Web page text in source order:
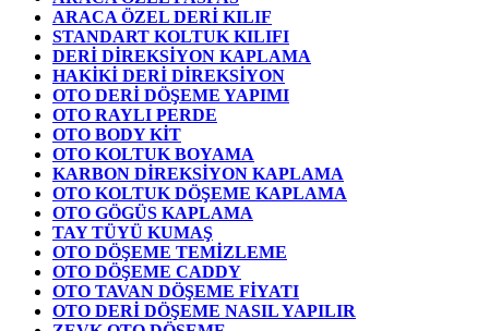
ARACA ÖZEL DERİ KILIF
STANDART KOLTUK KILIFI
DERİ DİREKSİYON KAPLAMA
HAKİKİ DERİ DİREKSİYON
OTO DERİ DÖŞEME YAPIMI
OTO RAYLI PERDE
OTO BODY KİT
OTO KOLTUK BOYAMA
KARBON DİREKSİYON KAPLAMA
OTO KOLTUK DÖŞEME KAPLAMA
OTO GÖGÜS KAPLAMA
TAY TÜYÜ KUMAŞ
OTO DÖŞEME TEMİZLEME
OTO DÖŞEME CADDY
OTO TAVAN DÖŞEME FİYATI
OTO DERİ DÖŞEME NASIL YAPILIR